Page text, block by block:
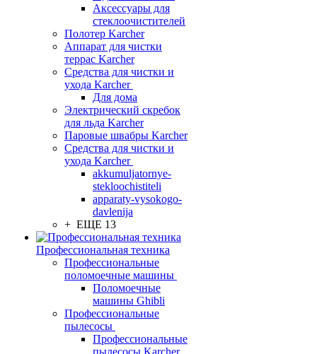
Аксессуары для
стеклоочистителей
Полотер Karcher
Аппарат для чистки
террас Karcher
Средства для чистки и
ухода Karcher
Для дома
Электрический скребок
для льда Karcher
Паровые швабры Karcher
Средства для чистки и
ухода Karcher
akkumuljatornye-
stekloochistiteli
apparaty-vysokogo-
davlenija
+ ЕЩЕ 13
Профессиональная техника
Профессиональные
поломоечные машины
Поломоечные
машины Ghibli
Профессиональные
пылесосы
Профессиональные
пылесосы Karcher